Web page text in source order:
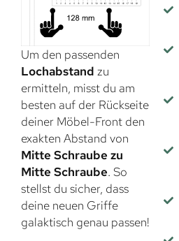
Um den passenden
Lochabstand zu
ermitteln, misst du am
besten auf der Rückseite
deiner Möbel-Front den
exakten Abstand von
Mitte Schraube zu
Mitte Schraube. So
stellst du sicher, dass
deine neuen Griffe
galaktisch genau passen!